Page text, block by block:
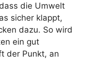
die Umwelt
sicher klappt,
dazu. So wird
ein gut
der Punkt, an